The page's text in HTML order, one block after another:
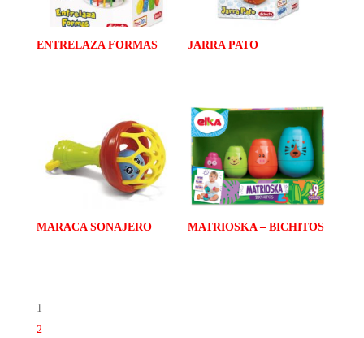
ENTRELAZA FORMAS JARRA PATO
MARACA SONAJERO MATRIOSKA – BICHITOS
1
2